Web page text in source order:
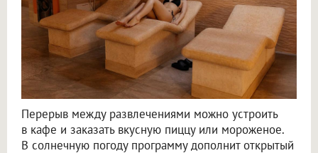
Перерыв между развлечениями можно устроить
в кафе и заказать вкусную пиццу или мороженое.
В солнечную погоду программу дополнит открытый